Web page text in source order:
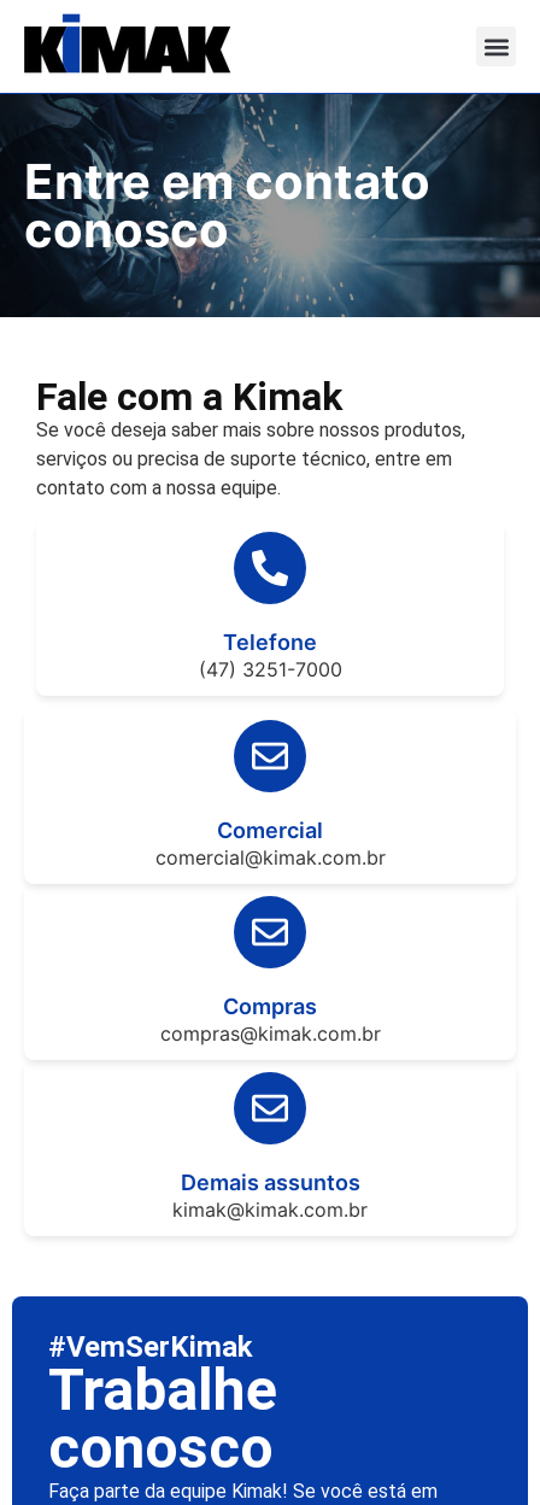
Entre em contato
conosco
Fale com a Kimak
Se você deseja saber mais sobre nossos produtos,
serviços ou precisa de suporte técnico, entre em
contato com a nossa equipe.
Telefone
(47) 3251-7000
Comercial
comercial@kimak.com.br
Compras
compras@kimak.com.br
Demais assuntos
kimak@kimak.com.br
#VemSerKimak
Trabalhe
conosco
Faça parte da equipe Kimak! Se você está em